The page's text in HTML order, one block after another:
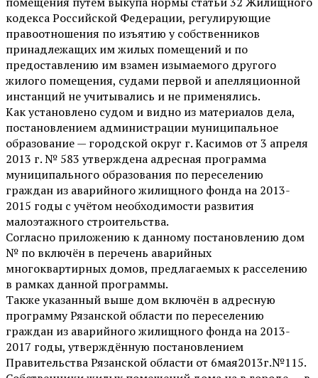
кодекса Российской Федерации, регулирующие
правоотношения по изъятию у собственников
принадлежащих им жилых помещений и по
предоставлению им взамен изымаемого другого
жилого помещения, судами первой и апелляционной
инстанций не учитывались и не применялись.
Как установлено судом и видно из материалов дела,
постановлением администрации муниципальное
образование — городской округ г. Касимов от 3 апреля
2013 г. № 583 утверждена адресная программа
муниципального образования по переселению
граждан из аварийного жилищного фонда на 2013-
2015 годы с учётом необходимости развития
малоэтажного строительства.
Согласно приложению к данному постановлению дом
№ по включён в перечень аварийных
многоквартирных домов, предлагаемых к расселению
в рамках данной программы.
Также указанный выше дом включён в адресную
программу Рязанской области по переселению
граждан из аварийного жилищного фонда на 2013-
2017 годы, утверждённую постановлением
Правительства Рязанской области от 6мая2013г.№115.